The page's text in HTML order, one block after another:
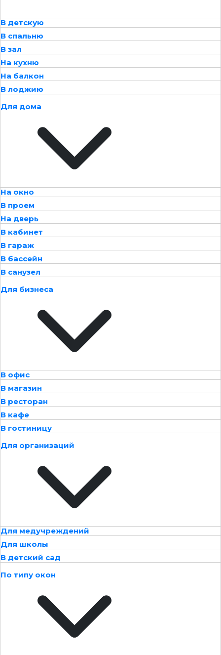
В детскую
В спальню
В зал
На кухню
На балкон
В лоджию
Для дома
На окно
В проем
На дверь
В кабинет
В гараж
В бассейн
В санузел
Для бизнеса
В офис
В магазин
В ресторан
В кафе
В гостиницу
Для организаций
Для медучреждений
Для школы
В детский сад
По типу окон